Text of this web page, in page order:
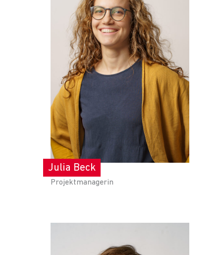
Julia Beck
Projektmanagerin